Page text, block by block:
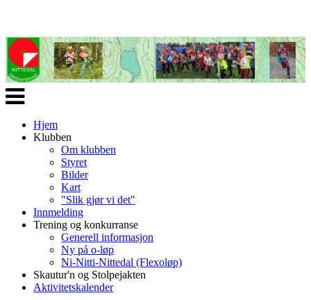
Veksle
navigasjon
Hjem
Klubben
Om klubben
Styret
Bilder
Kart
"Slik gjør vi det"
Innmelding
Trening og konkurranse
Generell informasjon
Ny på o-løp
Ni-Nitti-Nittedal (Flexoløp)
Skautur'n og Stolpejakten
Aktivitetskalender